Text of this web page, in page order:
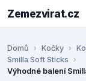
Zemezvirat.cz
Domů Kočky
Smilla Soft Sticks
Výhodné balení